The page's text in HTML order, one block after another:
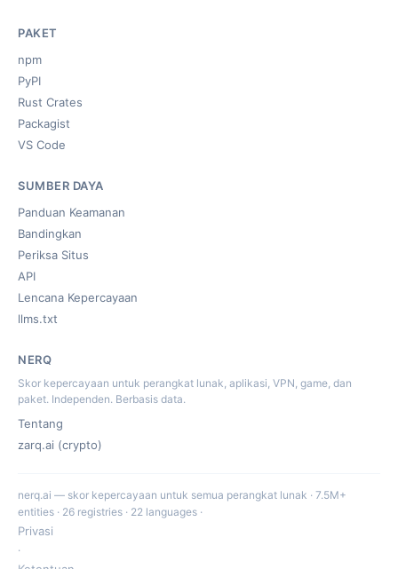
PAKET
npm
PyPI
Rust Crates
Packagist
VS Code
SUMBER DAYA
Panduan Keamanan
Bandingkan
Periksa Situs
API
Lencana Kepercayaan
llms.txt
NERQ
Skor kepercayaan untuk perangkat lunak, aplikasi, VPN, game, dan
paket. Independen. Berbasis data.
Tentang
zarq.ai (crypto)
nerq.ai — skor kepercayaan untuk semua perangkat lunak · 7.5M+
entities · 26 registries · 22 languages ·
Privasi
·